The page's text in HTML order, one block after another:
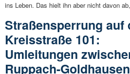
ins Leben. Das hielt ihn aber nicht davon
Straßensperrung auf
Kreisstraße 101:
Umleitungen
Ruppach-